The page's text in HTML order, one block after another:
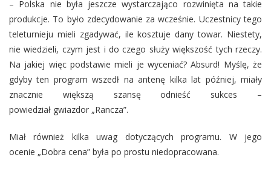
– Polska nie była jeszcze wystarczająco rozwinięta na takie
produkcje. To było zdecydowanie za wcześnie. Uczestnicy tego
teleturnieju mieli zgadywać, ile kosztuje dany towar. Niestety,
nie wiedzieli, czym jest i do czego służy większość tych rzeczy.
Na jakiej więc podstawie mieli je wyceniać? Absurd! Myślę, że
gdyby ten program wszedł na antenę kilka lat później, miały
znacznie większą szansę odnieść sukces –
powiedział gwiazdor „Rancza”.
Miał również kilka uwag dotyczących programu. W jego
ocenie „Dobra cena” była po prostu niedopracowana.